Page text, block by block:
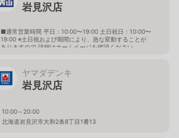
岩見沢店
■通常営業時間 平日：10:00〜19:00 土日祝日：10:00〜
19:00 ※土日祝および期間により、急な変動することが
ありますので 詳細はホームページを確認ください
ヤマダデンキ
岩見沢店
10:00～20:00
北海道岩見沢市大和2条8丁目1番13